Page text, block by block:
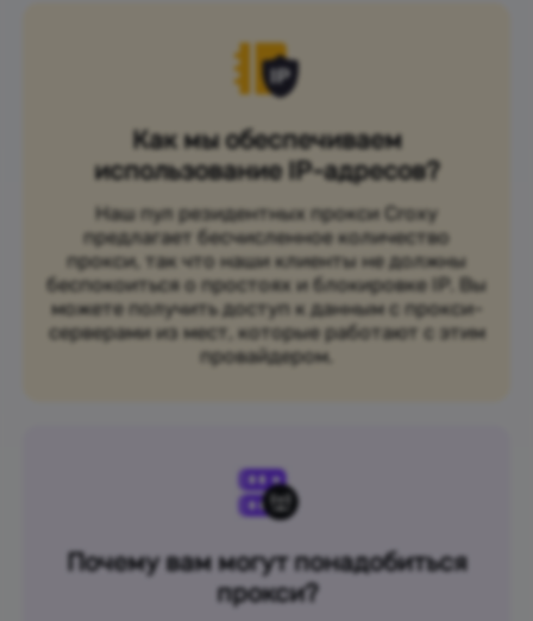
Как мы обеспечиваем
использование IP-адресов?
Наш пул резидентных прокси Croxy
предлагает бесчисленное количество
прокси, так что наши клиенты не должны
беспокоиться о простоях и блокировке IP. Вы
можете получить доступ к данным с прокси-
серверами из мест, которые работают с этим
провайдером.
Почему вам могут понадобиться
прокси?